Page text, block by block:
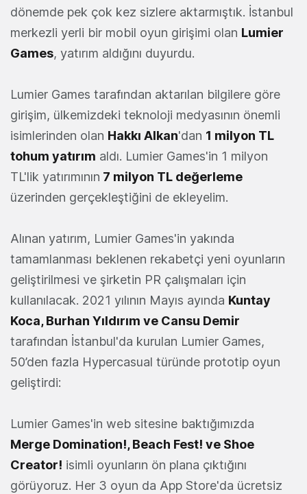
dönemde pek çok kez sizlere aktarmıştık. İstanbul
merkezli yerli bir mobil oyun girişimi olan Lumier
Games, yatırım aldığını duyurdu.
Lumier Games tarafından aktarılan bilgilere göre
girişim, ülkemizdeki teknoloji medyasının önemli
isimlerinden olan Hakkı Alkan'dan 1 milyon TL
tohum yatırım aldı. Lumier Games'in 1 milyon
TL'lik yatırımının 7 milyon TL değerleme
üzerinden gerçekleştiğini de ekleyelim.
Alınan yatırım, Lumier Games'in yakında
tamamlanması beklenen rekabetçi yeni oyunların
geliştirilmesi ve şirketin PR çalışmaları için
kullanılacak. 2021 yılının Mayıs ayında Kuntay
Koca, Burhan Yıldırım ve Cansu Demir
tarafından İstanbul'da kurulan Lumier Games,
50’den fazla Hypercasual türünde prototip oyun
geliştirdi:
Lumier Games'in web sitesine baktığımızda
Merge Domination!,Beach Fest! ve Shoe
Creator! isimli oyunların ön plana çıktığını
görüyoruz. Her 3 oyun da App Store'da ücretsiz